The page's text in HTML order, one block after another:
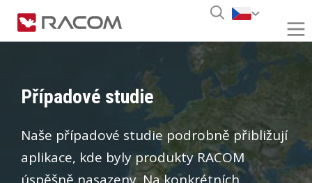
Případové studie
Naše případové studie podrobně přibližují
aplikace, kde byly produkty RACOM